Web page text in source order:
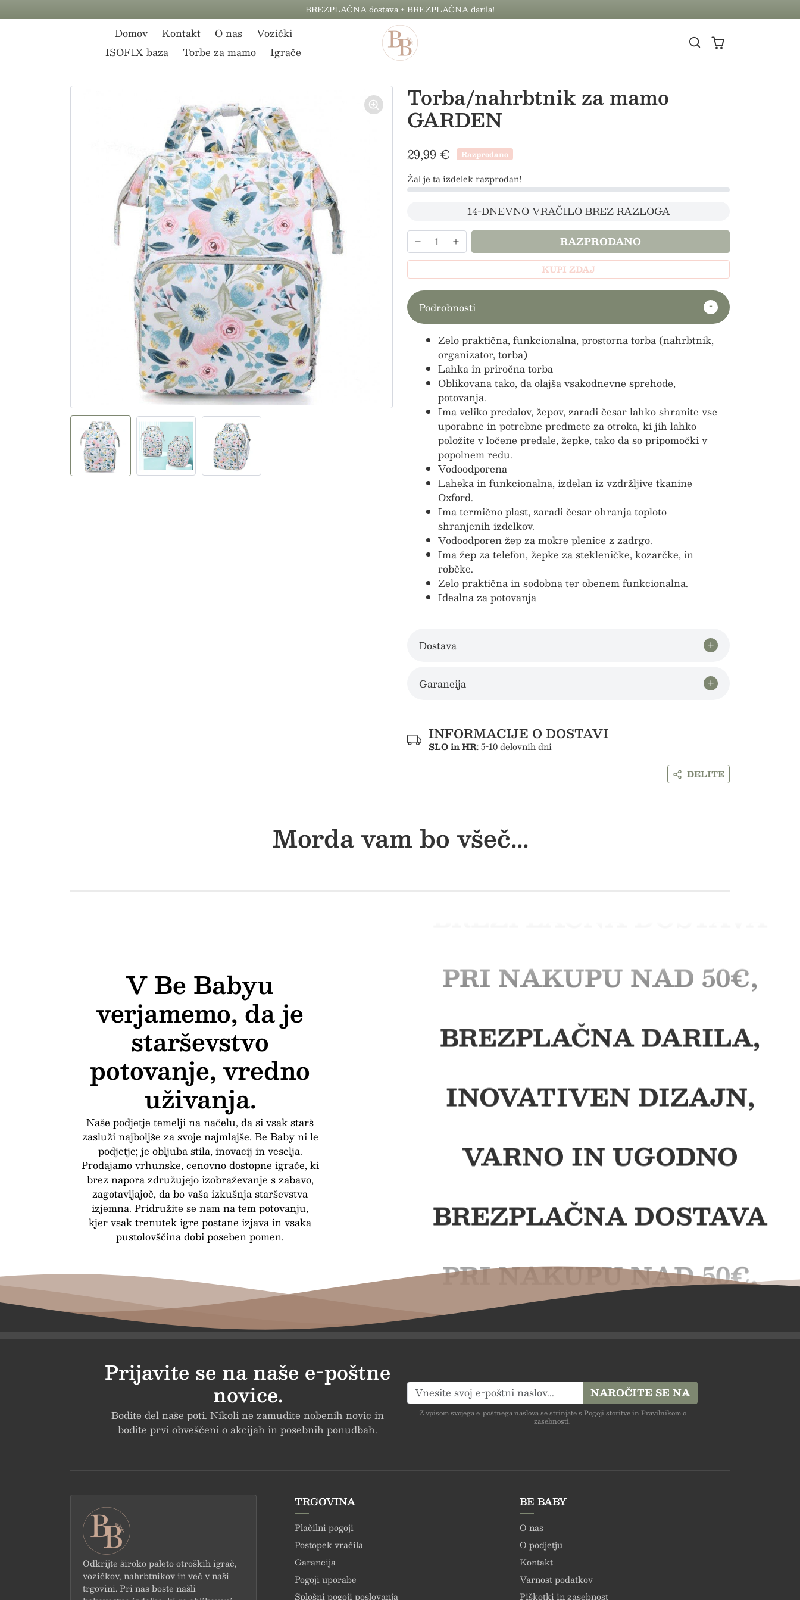
BREZPLAČNA dostava + BREZPLAČNA darila!
Domov Kontakt O nas
Vozički
ISOFIX baza
Torbe za mamo
Igrače
Torba/nahrbtnik za mamo
GARDEN
29,99 € Razprodano
Žal je ta izdelek razprodan!
14-DNEVNO VRAČILO BREZ RAZLOGA
RAZPRODANO
KUPI ZDAJ
Podrobnosti
Zelo praktična, funkcionalna, prostorna torba (nahrbtnik,
organizator, torba)
Lahka in priročna torba
Oblikovana tako, da olajša vsakodnevne sprehode,
potovanja.
Ima veliko predalov, žepov, zaradi česar lahko shranite vse
uporabne in potrebne predmete za otroka, ki jih lahko
položite v ločene predale, žepke, tako da so pripomočki v
popolnem redu.
Vodoodporena
Laheka in funkcionalna, izdelan iz vzdržljive tkanine
Oxford.
Ima termično plast, zaradi česar ohranja toploto
shranjenih izdelkov.
Vodoodporen žep za mokre plenice z zadrgo.
Ima žep za telefon, žepke za stekleničke, kozarčke, in
robčke.
Zelo praktična in sodobna ter obenem funkcionalna.
Idealna za potovanja
Dostava
Garancija
INFORMACIJE O DOSTAVI
SLO in HR: 5-10 delovnih dni
DELITE
Morda vam bo všeč...
PRI NAKUPU NAD 50€,
BREZPLAČNA DARILA,
INOVATIVEN DIZAJN,
VARNO IN UGODNO
BREZPLAČNA DOSTAVA
PRI NAKUPU NAD 50€,
INOVATIVEN DIZAJN,
BREZPLAČNA DOSTAVA
PRI NAKUPU NAD 50€,
V Be Babyu
verjamemo, da je
starševstvo
potovanje, vredno
uživanja.
Naše podjetje temelji na načelu, da si vsak starš
zasluži najboljše za svoje najmlajše. Be Baby ni le
podjetje; je obljuba stila, inovacij in veselja.
Prodajamo vrhunske, cenovno dostopne igrače, ki
brez napora združujejo izobraževanje s zabavo,
zagotavljajoč, da bo vaša izkušnja starševstva
izjemna. Pridružite se nam na tem potovanju,
kjer vsak trenutek igre postane izjava in vsaka
pustolovščina dobi poseben pomen.
Prijavite se na naše e-poštne
novice.
Bodite del naše poti. Nikoli ne zamudite nobenih novic in
bodite prvi obveščeni o akcijah in posebnih ponudbah.
NAROČITE SE NA
Z vpisom svojega e-poštnega naslova se strinjate s Pogoji storitve in Pravilnikom o
zasebnosti.
Odkrijte široko paleto otroških igrač,
vozičkov, nahrbtnikov in več v naši
trgovini. Pri nas boste našli
TRGOVINA
Plačilni pogoji
Postopek vračila
Garancija
Pogoji uporabe
Splošni pogoji poslovanja
BE BABY
O nas
O podjetju
Kontakt
Varnost podatkov
Piškotki in zasebnost